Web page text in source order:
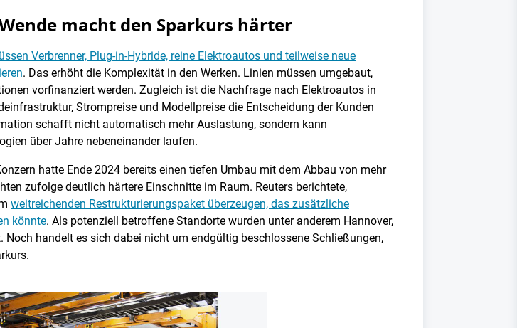
macht den Sparkurs härter
Verbrenner, Plug-in-Hybride, reine Elektroautos und teilweise neue
. Das erhöht die Komplexität in den Werken. Linien müssen umgebaut,
vorfinanziert werden. Zugleich ist die Nachfrage nach Elektroautos in
Strompreise und Modellpreise die Entscheidung der Kunden
schafft nicht automatisch mehr Auslastung, sondern kann
über Jahre nebeneinander laufen.
hatte Ende 2024 bereits einen tiefen Umbau mit dem Abbau von mehr
zufolge deutlich härtere Einschnitte im Raum. Reuters berichtete,
weitreichenden Restrukturierungspaket überzeugen, das zusätzliche
könnte. Als potenziell betroffene Standorte wurden unter anderem Hannover,
handelt es sich dabei nicht um endgültig beschlossene Schließungen,